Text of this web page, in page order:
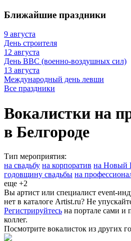
Ближайшие праздники
9 августа
День строителя
12 августа
День ВВС (военно-воздушных сил)
13 августа
Международный день левши
Все праздники
Вокалистки на
в Белгороде
Тип мероприятия:
на свадьбу на корпоратив на Новый
годовщину свадьбы на
еще +2
Вы артист или специалист event-
нет в каталоге Artist.ru? Не
Регистрируйтесь на портале сами и
коллег.
Посмотрите вокалисток из других